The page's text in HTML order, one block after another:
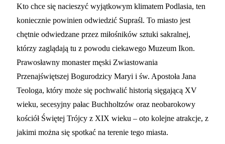
Kto chce się nacieszyć wyjątkowym klimatem Podlasia, ten
koniecznie powinien odwiedzić Supraśl. To miasto jest
chętnie odwiedzane przez miłośników sztuki sakralnej,
którzy zaglądają tu z powodu ciekawego Muzeum Ikon.
Prawosławny monaster męski Zwiastowania
Przenajświętszej Bogurodzicy Maryi i św. Apostoła Jana
Teologa, który może się pochwalić historią sięgającą XV
wieku, secesyjny pałac Buchholtzów oraz neobarokowy
kościół Świętej Trójcy z XIX wieku – oto kolejne atrakcje, z
jakimi można się spotkać na terenie tego miasta.